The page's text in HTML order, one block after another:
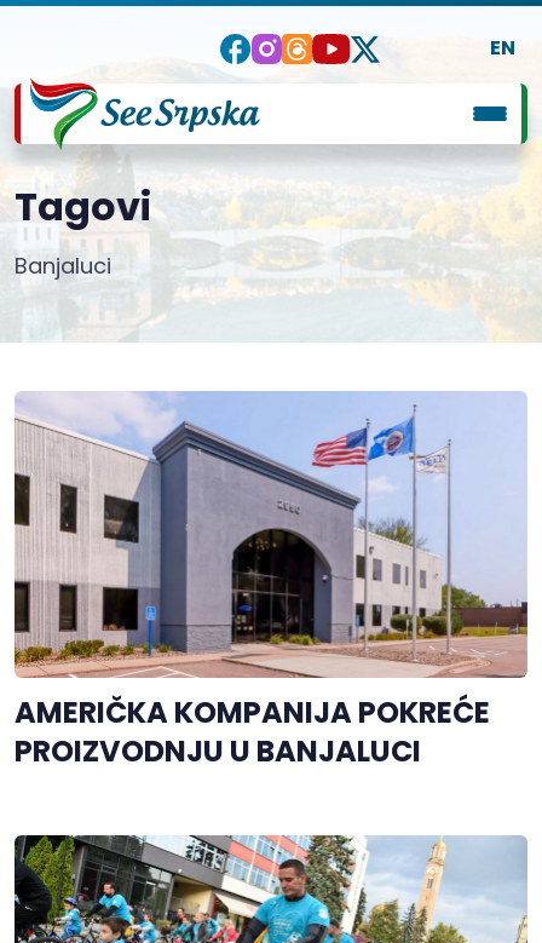
EN
Tagovi
Banjaluci
AMERIČKA KOMPANIJA POKREĆE
PROIZVODNJU U BANJALUCI